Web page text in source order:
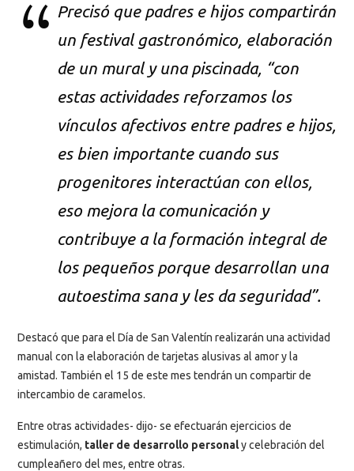
Precisó que padres e hijos compartirán
un festival gastronómico, elaboración
de un mural y una piscinada, “con
estas actividades reforzamos los
vínculos afectivos entre padres e hijos,
es bien importante cuando sus
progenitores interactúan con ellos,
eso mejora la comunicación y
contribuye a la formación integral de
los pequeños porque desarrollan una
autoestima sana y les da seguridad”.
Destacó que para el Día de San Valentín realizarán una actividad
manual con la elaboración de tarjetas alusivas al amor y la
amistad. También el 15 de este mes tendrán un compartir de
intercambio de caramelos.
Entre otras actividades- dijo- se efectuarán ejercicios de
estimulación, taller de desarrollo personaly celebración del
cumpleañero del mes, entre otras.